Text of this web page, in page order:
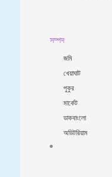
সম্পদ
জমি
খেয়াঘাট
পুকুর
মার্কেট
ডাকবাংলো
অডিটরিয়াম